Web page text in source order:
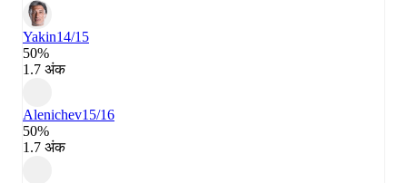
Yakin14/15
50%
1.7 अंक
Alenichev15/16
50%
1.7 अंक